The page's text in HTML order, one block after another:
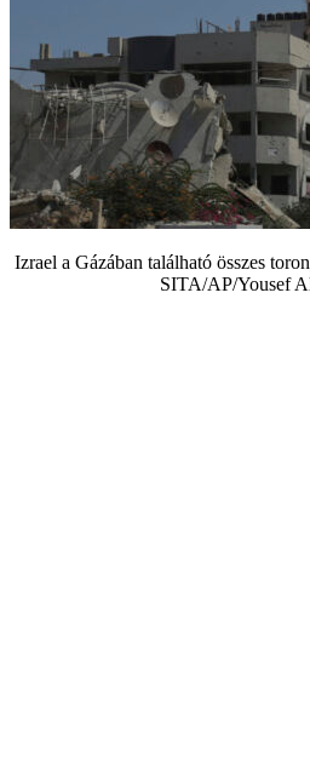
Izrael a Gázában található összes
SITA/AP/Yousef